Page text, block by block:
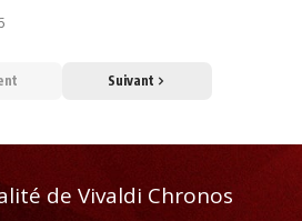
Suivant
de Vivaldi Chronos